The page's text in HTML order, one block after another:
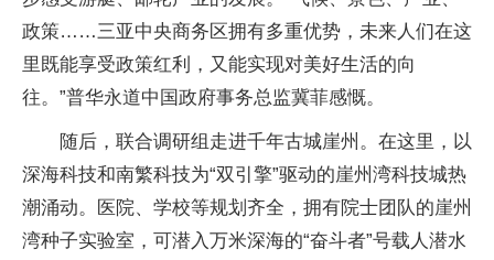
政策……三亚中央商务区拥有多重优势，未来人们在这
里既能享受政策红利，又能实现对美好生活的向
往。”普华永道中国政府事务总监冀菲感慨。
随后，联合调研组走进千年古城崖州。在这里，以
深海科技和南繁科技为“双引擎”驱动的崖州湾科技城热
潮涌动。医院、学校等规划齐全，拥有院士团队的崖州
湾种子实验室，可潜入万米深海的“奋斗者”号载人潜水